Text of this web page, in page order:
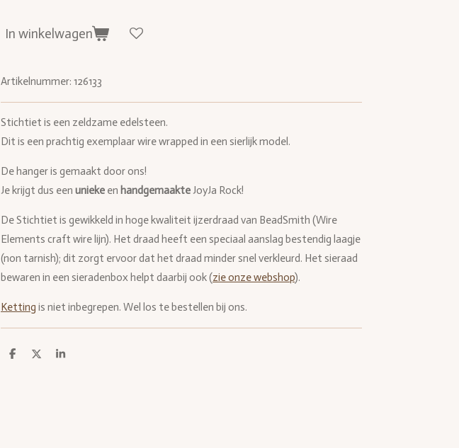
In winkelwagen
Artikelnummer: 126133
Stichtiet is een zeldzame edelsteen.
Dit is een prachtig exemplaar wire wrapped in een sierlijk model.
De hanger is gemaakt door ons!
Je krijgt dus een unieke en handgemaakte JoyJa Rock!
De Stichtiet is gewikkeld in hoge kwaliteit ijzerdraad van BeadSmith (Wire
Elements craft wire lijn). Het draad heeft een speciaal aanslag bestendig laagje
(non tarnish); dit zorgt ervoor dat het draad minder snel verkleurd. Het sieraad
bewaren in een sieradenbox helpt daarbij ook (zie onze webshop).
Ketting is niet inbegrepen. Wel los te bestellen bij ons.
D
D
S